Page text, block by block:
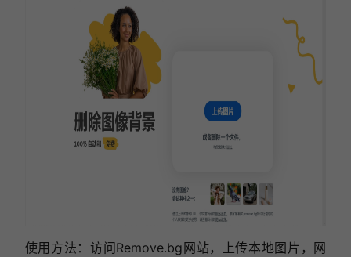
使用方法：访问Remove.bg网站，上传本地图片，网